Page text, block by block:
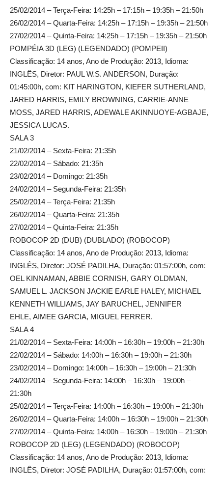
25/02/2014 – Terça-Feira: 14:25h – 17:15h – 19:35h – 21:50h
26/02/2014 – Quarta-Feira: 14:25h – 17:15h – 19:35h – 21:50h
27/02/2014 – Quinta-Feira: 14:25h – 17:15h – 19:35h – 21:50h
POMPÉIA 3D (LEG) (LEGENDADO) (POMPEII)
Classificação: 14 anos, Ano de Produção: 2013, Idioma:
INGLÊS, Diretor: PAUL W.S. ANDERSON, Duração:
01:45:00h, com: KIT HARINGTON, KIEFER SUTHERLAND,
JARED HARRIS, EMILY BROWNING, CARRIE-ANNE
MOSS, JARED HARRIS, ADEWALE AKINNUOYE-AGBAJE,
JESSICA LUCAS.
SALA 3
21/02/2014 – Sexta-Feira: 21:35h
22/02/2014 – Sábado: 21:35h
23/02/2014 – Domingo: 21:35h
24/02/2014 – Segunda-Feira: 21:35h
25/02/2014 – Terça-Feira: 21:35h
26/02/2014 – Quarta-Feira: 21:35h
27/02/2014 – Quinta-Feira: 21:35h
ROBOCOP 2D (DUB) (DUBLADO) (ROBOCOP)
Classificação: 14 anos, Ano de Produção: 2013, Idioma:
INGLÊS, Diretor: JOSÉ PADILHA, Duração: 01:57:00h, com:
OEL KINNAMAN, ABBIE CORNISH, GARY OLDMAN,
SAMUEL L. JACKSON JACKIE EARLE HALEY, MICHAEL
KENNETH WILLIAMS, JAY BARUCHEL, JENNIFER
EHLE, AIMEE GARCIA, MIGUEL FERRER.
SALA 4
21/02/2014 – Sexta-Feira: 14:00h – 16:30h – 19:00h – 21:30h
22/02/2014 – Sábado: 14:00h – 16:30h – 19:00h – 21:30h
23/02/2014 – Domingo: 14:00h – 16:30h – 19:00h – 21:30h
24/02/2014 – Segunda-Feira: 14:00h – 16:30h – 19:00h –
21:30h
25/02/2014 – Terça-Feira: 14:00h – 16:30h – 19:00h – 21:30h
26/02/2014 – Quarta-Feira: 14:00h – 16:30h – 19:00h – 21:30h
27/02/2014 – Quinta-Feira: 14:00h – 16:30h – 19:00h – 21:30h
ROBOCOP 2D (LEG) (LEGENDADO) (ROBOCOP)
Classificação: 14 anos, Ano de Produção: 2013, Idioma:
INGLÊS, Diretor: JOSÉ PADILHA, Duração: 01:57:00h, com: